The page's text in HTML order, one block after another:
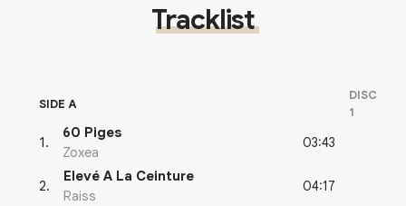
Tracklist
SIDE A
DISC
1
1 .
60 Piges
Zoxea
03:43
2.
Elevé A La Ceinture
Raiss
04:17